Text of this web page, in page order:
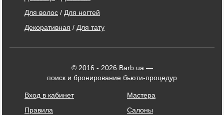
Для волос / Для ногтей
Декоративная / Для тату
© 2016 - 2026 Barb.ua —
поиск и бронирование бьюти-процедур
Вход в кабинет
Правила
Мастера
Салоны